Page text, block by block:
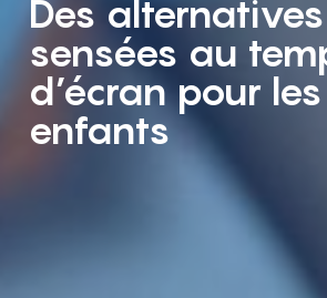
Des alternatives
sensées au
d’écran pour les
enfants